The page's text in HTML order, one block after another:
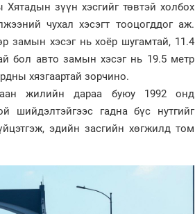
зүүн хэсгийг төвтэй холбох
чухал хэсэгт тооцогддог аж.
замын хэсэг нь хоёр шугамтай, 11.4
бол авто замын хэсэг нь 19.5 метр
хязгаартай зорчино.
жилийн дараа буюу 1992 онд
шийдэлтэйгээс гадна бүс нутгийг
эдийн засгийн хөгжилд том